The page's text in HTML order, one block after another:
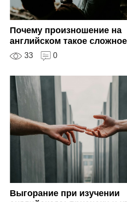
Почему произношение на
английском такое
33 0
Выгорание при изучении